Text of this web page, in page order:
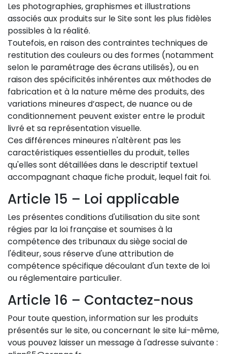
Les photographies, graphismes et illustrations
associés aux produits sur le Site sont les plus fidèles
possibles à la réalité.
Toutefois, en raison des contraintes techniques de
restitution des couleurs ou des formes (notamment
selon le paramétrage des écrans utilisés), ou en
raison des spécificités inhérentes aux méthodes de
fabrication et à la nature même des produits, des
variations mineures d’aspect, de nuance ou de
conditionnement peuvent exister entre le produit
livré et sa représentation visuelle.
Ces différences mineures n'altèrent pas les
caractéristiques essentielles du produit, telles
qu'elles sont détaillées dans le descriptif textuel
accompagnant chaque fiche produit, lequel fait foi.
Article 15 – Loi applicable
Les présentes conditions d'utilisation du site sont
régies par la loi française et soumises à la
compétence des tribunaux du siège social de
l'éditeur, sous réserve d'une attribution de
compétence spécifique découlant d'un texte de loi
ou réglementaire particulier.
Article 16 – Contactez-nous
Pour toute question, information sur les produits
présentés sur le site, ou concernant le site lui-même,
vous pouvez laisser un message à l'adresse suivante :